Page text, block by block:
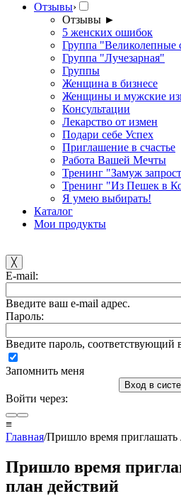
Отзывы›
Отзывы ►
5 женских ошибок
Группа "Великолепные
Группа "Лучезарная"
Группы
Женщина в бизнесе
Женщины и мужские
Консультации
Лекарство от измен
Подари себе Успех
Приглашение в счастье
Работа Вашей Мечты
Тренинг "Замуж
Тренинг "Из Пешек в
Я умею выбирать!
Каталог
Мои продукты
╳
E-mail:
Введите ваш e-mail адрес.
Пароль:
Введите пароль, соответствующий
Запомнить меня
Вход в
Войти через:
≡
Главная/Пришло время приглашать
Пришло время
план действий